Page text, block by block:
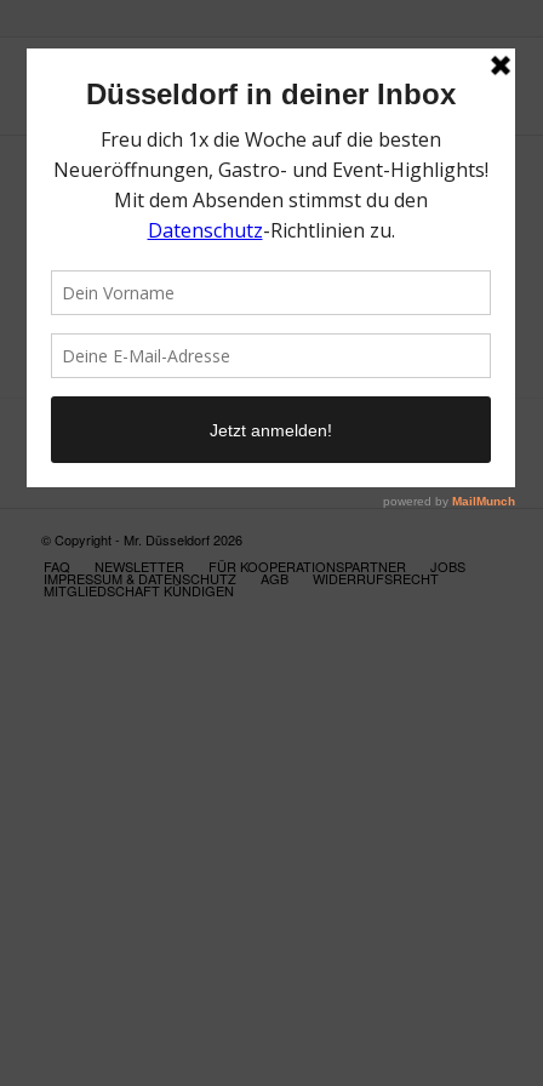
Neue Suche
Suchergebnis nicht zufriedenstellend? Versuche es mal mit
einem Wortteil oder einer anderen Schreibweise.
© Copyright - Mr. Düsseldorf 2026
FAQ
NEWSLETTER FÜR KOOPERATIONSPARTNER JOBS
IMPRESSUM & DATENSCHUTZ AGB WIDERRUFSRECHT
MITGLIEDSCHAFT KÜNDIGEN